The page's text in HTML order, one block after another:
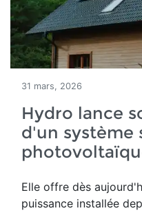
31 mars, 2026
Hydro lance
d'un système
Elle offre dès
puissance installée